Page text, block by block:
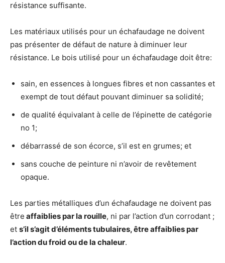
résistance suffisante.
Les matériaux utilisés pour un échafaudage ne doivent
pas présenter de défaut de nature à diminuer leur
résistance. Le bois utilisé pour un échafaudage doit être:
sain, en essences à longues fibres et non cassantes et
exempt de tout défaut pouvant diminuer sa solidité;
de qualité équivalant à celle de l’épinette de catégorie
no 1;
débarrassé de son écorce, s’il est en grumes; et
sans couche de peinture ni n’avoir de revêtement
opaque.
Les parties métalliques d’un échafaudage ne doivent pas
être affaiblies par la rouille, ni par l’action d’un corrodant ;
et s’il s’agit d’éléments tubulaires, être affaiblies par
l’action du froid ou de la chaleur.